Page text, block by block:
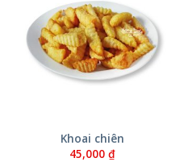
Khoai chiên
45,000 ₫